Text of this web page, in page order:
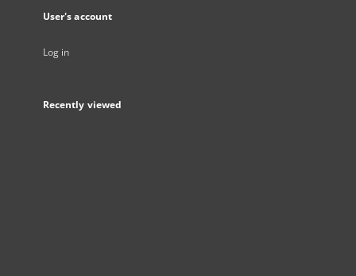
User's account
Log in
Recently viewed